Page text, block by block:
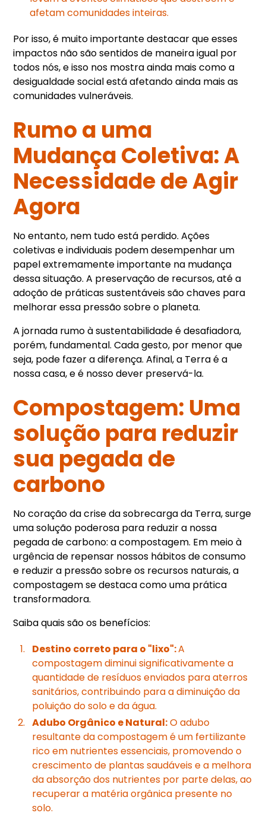
afetam comunidades inteiras.
Por isso, é muito importante destacar que esses
impactos não são sentidos de maneira igual por
todos nós, e isso nos mostra ainda mais como a
desigualdade social está afetando ainda mais as
comunidades vulneráveis.
Rumo a uma
Mudança Coletiva: A
Necessidade de Agir
Agora
No entanto, nem tudo está perdido. Ações
coletivas e individuais podem desempenhar um
papel extremamente importante na mudança
dessa situação. A preservação de recursos, até a
adoção de práticas sustentáveis são chaves para
melhorar essa pressão sobre o planeta.
A jornada rumo à sustentabilidade é desafiadora,
porém, fundamental. Cada gesto, por menor que
seja, pode fazer a diferença. Afinal, a Terra é a
nossa casa, e é nosso dever preservá-la.
Compostagem: Uma
solução para reduzir
sua pegada de
carbono
No coração da crise da sobrecarga da Terra, surge
uma solução poderosa para reduzir a nossa
pegada de carbono: a compostagem. Em meio à
urgência de repensar nossos hábitos de consumo
e reduzir a pressão sobre os recursos naturais, a
compostagem se destaca como uma prática
transformadora.
Saiba quais são os benefícios:
Destino correto para o "lixo":A
compostagem diminui significativamente a
quantidade de resíduos enviados para aterros
sanitários, contribuindo para a diminuição da
poluição do solo e da água.
Adubo Orgânico e Natural:O adubo
resultante da compostagem é um fertilizante
rico em nutrientes essenciais, promovendo o
crescimento de plantas saudáveis e a melhora
da absorção dos nutrientes por parte delas, ao
recuperar a matéria orgânica presente no
solo.